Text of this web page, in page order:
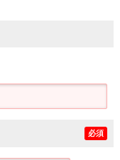
必須